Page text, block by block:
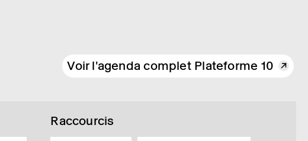
Voir l'agenda complet Plateforme 10
Raccourcis